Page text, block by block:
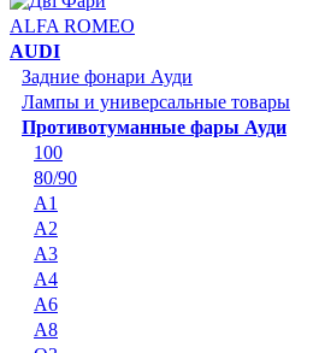
ALFA ROMEO
AUDI
Задние фонари Ауди
Лампы и универсальные товары
Противотуманные фары Ауди
100
80/90
A1
A2
A3
A4
A6
A8